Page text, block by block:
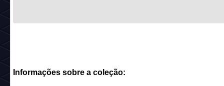
Informações sobre a coleção: